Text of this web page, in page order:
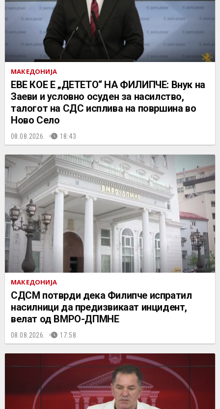
МАКЕДОНИЈА
ЕВЕ КОЕ Е „ДЕТЕТО“ НА ФИЛИПЧЕ: Внук на
Заеви и условно осуден за насилство,
талогот на СДС исплива на површина во
Ново Село
08.08.2026. 18:43
МАКЕДОНИЈА
СДСМ потврди дека Филипче испратил
насилници да предизвикаат инцидент,
велат од ВМРО-ДПМНЕ
08.08.2026. 17:58